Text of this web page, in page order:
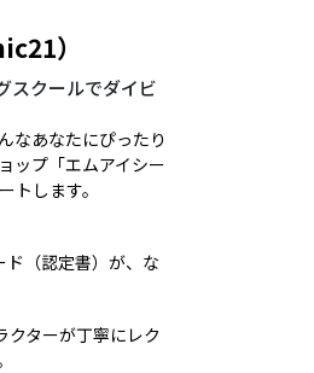
）
スクールでダイビ
なあなたにぴったり
ップ「エムアイシー
します。
（認定書）が、な
ターが丁寧にレク